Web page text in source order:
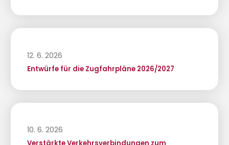
12. 6. 2026
Entwürfe für die Zugfahrpläne 2026/2027
10. 6. 2026